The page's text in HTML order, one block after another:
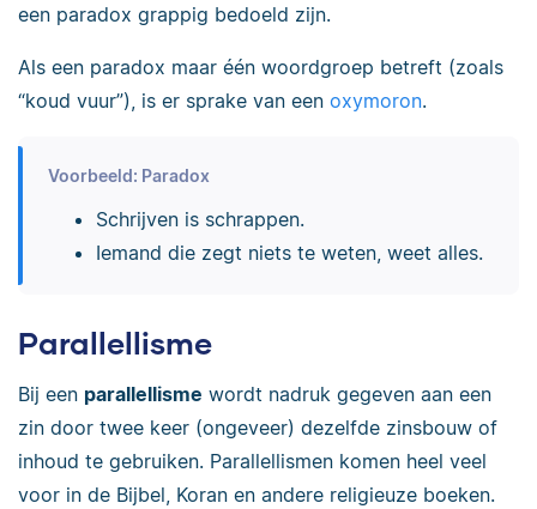
een paradox grappig bedoeld zijn.
Als een paradox maar één woordgroep betreft (zoals
“koud vuur”), is er sprake van een oxymoron.
Voorbeeld: Paradox
Schrijven is schrappen.
Iemand die zegt niets te weten, weet alles.
Parallellisme
Bij een parallellisme wordt nadruk gegeven aan een
zin door twee keer (ongeveer) dezelfde zinsbouw of
inhoud te gebruiken. Parallellismen komen heel veel
voor in de Bijbel, Koran en andere religieuze boeken.